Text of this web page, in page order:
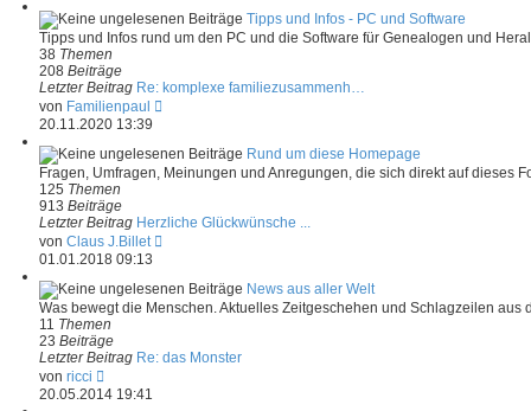
e
s
t
e
r
B
e
i
t
r
a
g
Tipps und Infos - PC und Software
Tipps und Infos rund um den PC und die Software für Genealogen und
38 Themen
208 Beiträge
Letzter Beitrag Re: komplexe familiezusammenh…
von Familienpaul
e
s
r
t
r
20.11.2020 13:39
Rund um diese Homepage
Fragen, Umfragen, Meinungen und Anregungen, die sich direkt auf dieses
125 Themen
913 Beiträge
Letzter Beitrag Herzliche Glückwünsche ...
von Claus J.Billet
e
s
r
01.01.2018 09:13
News aus aller Welt
Was bewegt die Menschen. Aktuelles Zeitgeschehen und Schlagzeilen aus
11 Themen
23 Beiträge
Letzter Beitrag Re: das Monster
von ricci
e
20.05.2014 19:41